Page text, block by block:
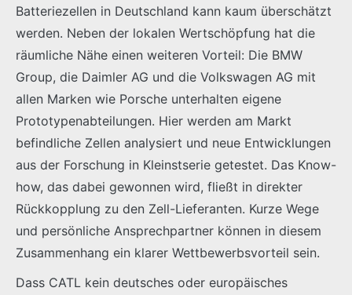
Batteriezellen in Deutschland kann kaum überschätzt
werden. Neben der lokalen Wertschöpfung hat die
räumliche Nähe einen weiteren Vorteil: Die BMW
Group, die Daimler AG und die Volkswagen AG mit
allen Marken wie Porsche unterhalten eigene
Prototypenabteilungen. Hier werden am Markt
befindliche Zellen analysiert und neue Entwicklungen
aus der Forschung in Kleinstserie getestet. Das Know-
how, das dabei gewonnen wird, fließt in direkter
Rückkopplung zu den Zell-Lieferanten. Kurze Wege
und persönliche Ansprechpartner können in diesem
Zusammenhang ein klarer Wettbewerbsvorteil sein.
Dass CATL kein deutsches oder europäisches